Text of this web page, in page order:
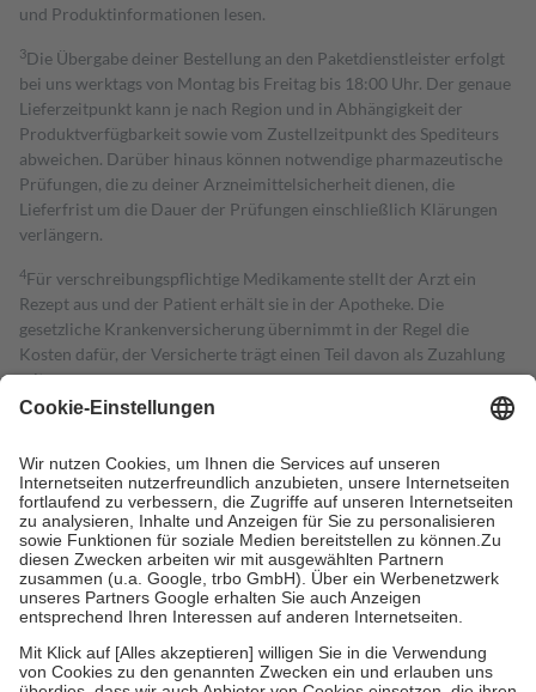
und Produktinformationen lesen.
3Die Übergabe deiner Bestellung an den Paketdienstleister erfolgt
bei uns werktags von Montag bis Freitag bis 18:00 Uhr. Der genaue
Lieferzeitpunkt kann je nach Region und in Abhängigkeit der
Produktverfügbarkeit sowie vom Zustellzeitpunkt des Spediteurs
abweichen. Darüber hinaus können notwendige pharmazeutische
Prüfungen, die zu deiner Arzneimittelsicherheit dienen, die
Lieferfrist um die Dauer der Prüfungen einschließlich Klärungen
verlängern.
4Für verschreibungspflichtige Medikamente stellt der Arzt ein
Rezept aus und der Patient erhält sie in der Apotheke. Die
gesetzliche Krankenversicherung übernimmt in der Regel die
Kosten dafür, der Versicherte trägt einen Teil davon als Zuzahlung
mit.
Grundsätzlich leisten Mitglieder Zuzahlungen in Höhe von zehn
höchstens zehn Euro.
Es sind jedoch nie mehr als die tatsächlichen
Kosten der Leistung zu entrichten.
Diese Regeln gelten grundsätzlich auch für Online-Apotheken.
Bei Heilmitteln und häuslicher Krankenpflege beträgt die
Zuzahlung zehn Prozent der Kosten sowie zehn Euro je
Verordnung.
Um das Engagement der Versicherten für ihre eigene Gesundheit zu
stärken und die besondere Stellung der Familie zu unterstützen,
fallenkeine Zuzahlungenan bei:
• Kindern und Jugendlichen bis zum vollendeten 18. Lebensjahr